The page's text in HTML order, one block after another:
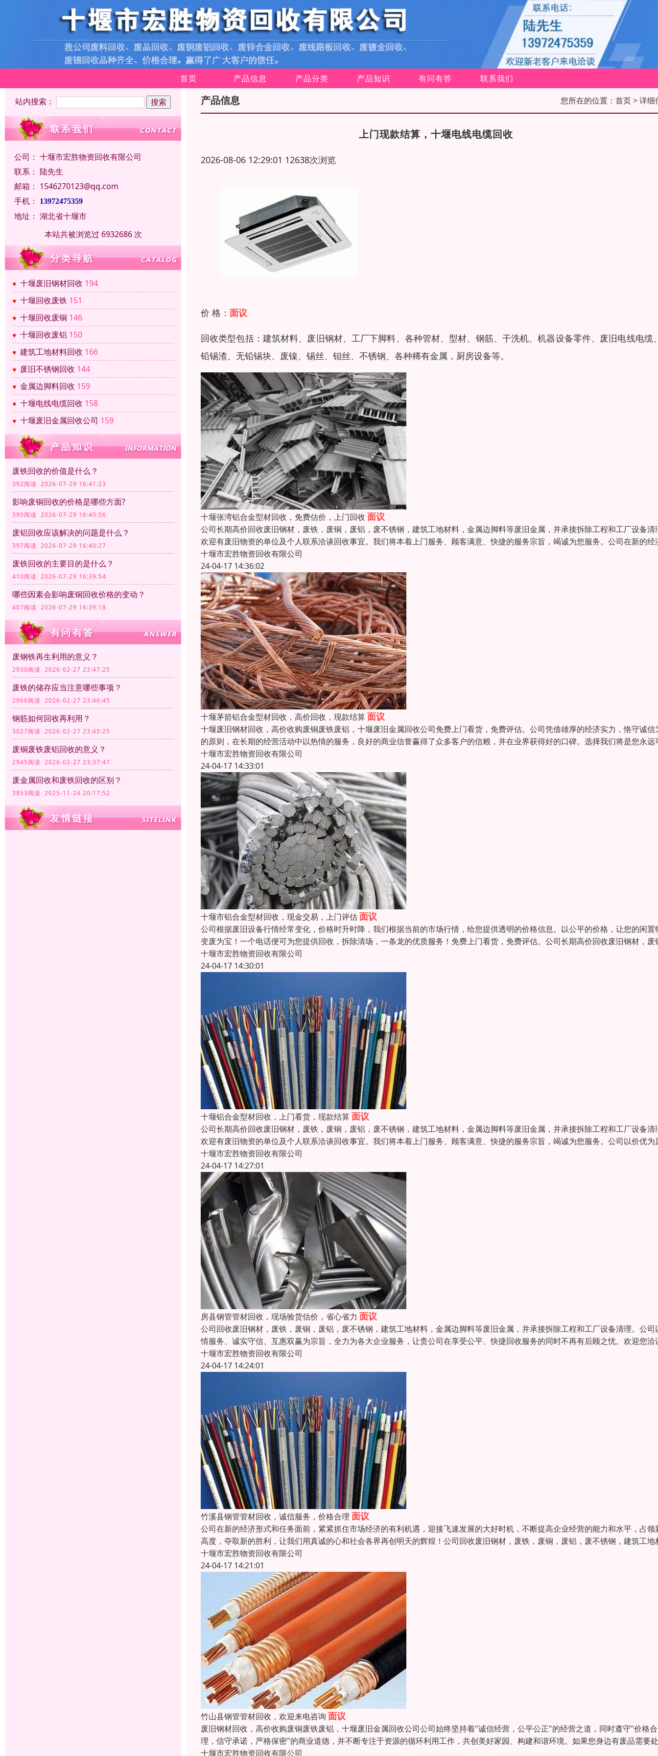
首页 产品信息 产品分类 产品知识 有问有答 联系我们
站内搜索：
公司： 十堰市宏胜物资回收有限公司
联系： 陆先生
邮箱： 1546270123@qq.com
手机：
13972475359
地址： 湖北省十堰市
本站共被浏览过 6932686 次
十堰废旧钢材回收 194
十堰回收废铁 151
十堰回收废铜 146
十堰回收废铝 150
建筑工地材料回收 166
废旧不锈钢回收 144
金属边脚料回收 159
十堰电线电缆回收 158
十堰废旧金属回收公司 159
废铁回收的价值是什么？
392阅读 2026-07-29 16:41:23
影响废铜回收的价格是哪些方面?
390阅读 2026-07-29 16:40:56
废铝回收应该解决的问题是什么？
397阅读 2026-07-29 16:40:27
废铁回收的主要目的是什么？
410阅读 2026-07-29 16:39:54
哪些因素会影响废铜回收价格的变动？
407阅读 2026-07-29 16:39:18
废钢铁再生利用的意义？
2930阅读 2026-02-27 23:47:25
废铁的储存应当注意哪些事项？
2966阅读 2026-02-27 23:46:45
钢筋如何回收再利用？
3027阅读 2026-02-27 23:45:25
废铜废铁废铝回收的意义？
2945阅读 2026-02-27 23:37:47
废金属回收和废铁回收的区别？
3853阅读 2025-11-24 20:17:52
产品信息 您所在的位置： 首页> 详细
上门现款结算，十堰电线电缆回收
2026-08-06 12:29:01 12638次浏览
价 格： 面议
回收类型包括：建筑材料、废旧钢材、工厂下脚料、各种管材、型材、钢筋、干洗机、机器设备零件、废旧电线电缆
铅锡渣、无铅锡块、废镍、锡丝、钼丝、不锈钢、各种稀有金属，厨房设备等。
十堰张湾铝合金型材回收，免费估价，上门回收 面议
公司长期高价回收废旧钢材，废铁，废铜，废铝，废不锈钢，建筑工地材料，金属边脚料等废旧金属，并承接拆除工程和工厂设备清
欢迎有废旧物资的单位及个人联系洽谈回收事宜。我们将本着上门服务、顾客满意、快捷的服务宗旨，竭诚为您服务。公司在新的经
十堰市宏胜物资回收有限公司
24-04-17 14:36:02
十堰茅箭铝合金型材回收，高价回收，现款结算面议
十堰废旧钢材回收，高价收购废铜废铁废铝，十堰废旧金属回收公司免费上门看货，免费评估。公司凭借雄厚的经济实力，恪守诚信
的原则，在长期的经营活动中以热情的服务，良好的商业信誉赢得了众多客户的信赖，并在业界获得好的口碑。选择我们将是您永远
十堰市宏胜物资回收有限公司
24-04-17 14:33:01
十堰市铝合金型材回收，现金交易，上门评估面议
公司根据废旧设备行情经常变化，价格时升时降，我们根据当前的市场行情，给您提供透明的价格信息。以公平的价格，让您的闲置
变废为宝！一个电话便可为您提供回收，拆除清场，一条龙的优质服务！免费上门看货，免费评估。公司长期高价回收废旧钢材，废
十堰市宏胜物资回收有限公司
24-04-17 14:30:01
十堰铝合金型材回收，上门看货，现款结算面议
公司长期高价回收废旧钢材，废铁，废铜，废铝，废不锈钢，建筑工地材料，金属边脚料等废旧金属，并承接拆除工程和工厂设备清
欢迎有废旧物资的单位及个人联系洽谈回收事宜。我们将本着上门服务、顾客满意、快捷的服务宗旨，竭诚为您服务。公司以价优为
十堰市宏胜物资回收有限公司
24-04-17 14:27:01
房县钢管管材回收，现场验货估价，省心省力 面议
公司回收废旧钢材，废铁，废铜，废铝，废不锈钢，建筑工地材料，金属边脚料等废旧金属，并承接拆除工程和工厂设备清理。公司
情服务、诚实守信、互惠双赢为宗旨，全力为各大企业服务，让贵公司在享受公平、快捷回收服务的同时不再有后顾之忧。欢迎您洽
十堰市宏胜物资回收有限公司
24-04-17 14:24:01
竹溪县钢管管材回收，诚信服务，价格合理 面议
公司在新的经济形式和任务面前，紧紧抓住市场经济的有利机遇，迎接飞速发展的大好时机，不断提高企业经营的能力和水平，占领
高度，夺取新的胜利，让我们用真诚的心和社会各界再创明天的辉煌！公司回收废旧钢材，废铁，废铜，废铝，废不锈钢，建筑工地
十堰市宏胜物资回收有限公司
24-04-17 14:21:01
竹山县钢管管材回收，欢迎来电咨询 面议
废旧钢材回收，高价收购废铜废铁废铝，十堰废旧金属回收公司公司始终坚持着"诚信经营，公平公正"的经营之道，同时遵守"价格合
理，信守承诺，严格保密"的商业道德，并不断专注于资源的循环利用工作，共创美好家园、构建和谐环境。如果您身边有废品需要
十堰市宏胜物资回收有限公司